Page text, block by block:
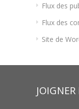
Flux des
Flux des
Site de